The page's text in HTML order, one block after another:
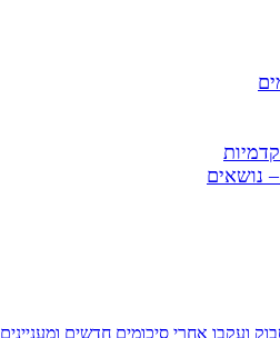
נושאים
ועקבו אחרי סיכומים חדשים ומעניינים